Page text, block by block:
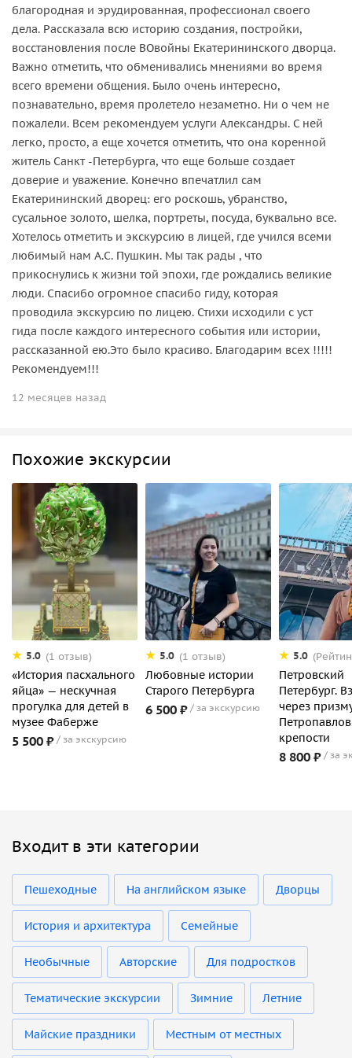
благородная и эрудированная, профессионал своего
дела. Рассказала всю историю создания, постройки,
восстановления после ВОвойны Екатерининского дворца.
Важно отметить, что обменивались мнениями во время
всего времени общения. Было очень интересно,
познавательно, время пролетело незаметно. Ни о чем не
пожалели. Всем рекомендуем услуги Александры. С ней
легко, просто, а еще хочется отметить, что она коренной
житель Санкт -Петербурга, что еще больше создает
доверие и уважение. Конечно впечатлил сам
Екатерининский дворец: его роскошь, убранство,
сусальное золото, шелка, портреты, посуда, буквально все.
Хотелось отметить и экскурсию в лицей, где учился всеми
любимый нам А.С. Пушкин. Мы так рады , что
прикоснулись к жизни той эпохи, где рождались великие
люди. Спасибо огромное спасибо гиду, которая
проводила экскурсию по лицею. Стихи исходили с уст
гида после каждого интересного события или истории,
рассказанной ею.Это было красиво. Благодарим всех !!!!!
Рекомендуем!!!
12 месяцев назад
Похожие экскурсии
5.0 (1 отзыв)
«История пасхального
яйца» — нескучная
прогулка для детей в
музее Фаберже
5 500 ₽ за экскурсию
5.0 (1 отзыв)
Любовные истории
Старого Петербурга
6 500 ₽ за экскурсию
5.0
Петровский
Петербург.
через
крепости
8 800 ₽ за
Входит в эти категории
Пешеходные На английском языке Дворцы
История и архитектура Семейные
Необычные Авторские Для подростков
Тематические экскурсии Зимние Летние
Майские праздники Местным от местных